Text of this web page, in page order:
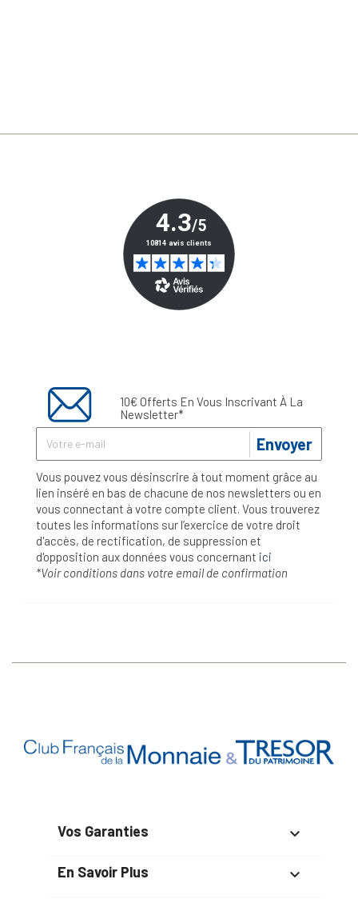
10€ Offerts En Vous Inscrivant À La
Newsletter*
Envoyer
Vous pouvez vous désinscrire à tout moment grâce au
lien inséré en bas de chacune de nos newsletters ou en
vous connectant à votre compte client. Vous trouverez
toutes les informations sur l’exercice de votre droit
d'accès, de rectification, de suppression et
d'opposition aux données vous concernant ici
*Voir conditions dans votre email de confirmation
Vos Garanties 
En Savoir Plus 